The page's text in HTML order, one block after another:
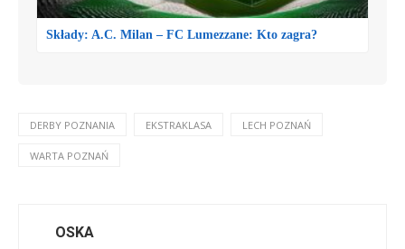
Składy: A.C. Milan – FC Lumezzane: Kto zagra?
DERBY POZNANIA EKSTRAKLASA LECH POZNAŃ
WARTA POZNAŃ
OSKA